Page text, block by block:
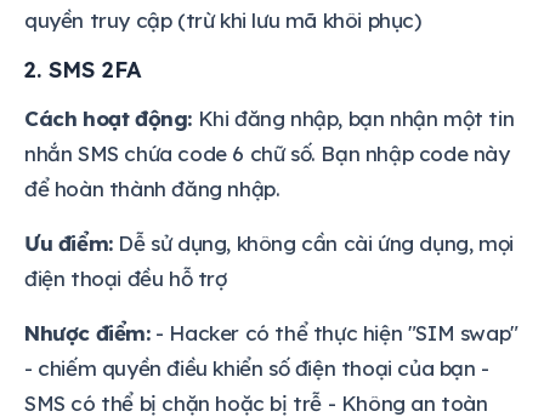
quyền truy cập (trừ khi lưu mã khôi phục)
2. SMS 2FA
Cách hoạt động: Khi đăng nhập, bạn nhận một tin
nhắn SMS chứa code 6 chữ số. Bạn nhập code này
để hoàn thành đăng nhập.
Ưu điểm:Dễ sử dụng, không cần cài ứng dụng, mọi
điện thoại đều hỗ trợ
Nhược điểm:- Hacker có thể thực hiện "SIM swap"
- chiếm quyền điều khiển số điện thoại của bạn -
SMS có thể bị chặn hoặc bị trễ - Không an toàn